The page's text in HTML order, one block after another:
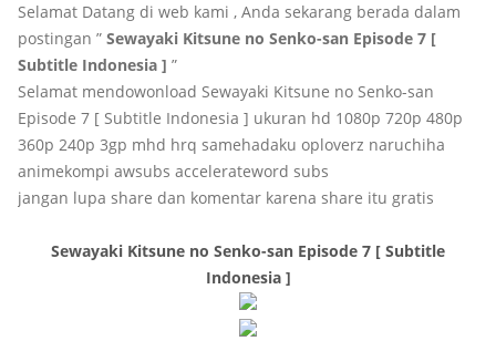
Selamat Datang di web kami , Anda sekarang berada dalam
postingan ” Sewayaki Kitsune no Senko-san Episode 7 [
Subtitle Indonesia ] ”
Selamat mendowonload Sewayaki Kitsune no Senko-san
Episode 7 [ Subtitle Indonesia ] ukuran hd 1080p 720p 480p
360p 240p 3gp mhd hrq samehadaku oploverz naruchiha
animekompi awsubs accelerateword subs
jangan lupa share dan komentar karena share itu gratis
Sewayaki Kitsune no Senko-san Episode 7 [ Subtitle
Indonesia ]